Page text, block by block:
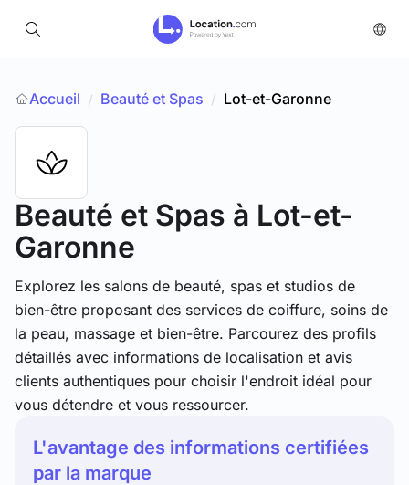
Accueil / Beauté et Spas / Lot-et-Garonne
Beauté et Spas à Lot-et-
Garonne
Explorez les salons de beauté, spas et studios de
bien-être proposant des services de coiffure, soins de
la peau, massage et bien-être. Parcourez des profils
détaillés avec informations de localisation et avis
clients authentiques pour choisir l'endroit idéal pour
vous détendre et vous ressourcer.
L'avantage des informations certifiées
par la marque